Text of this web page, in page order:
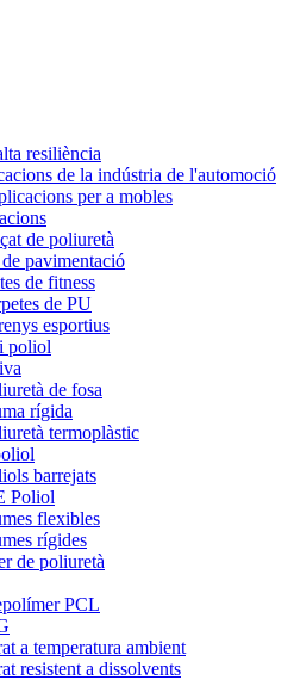
resiliència
de la indústria de l'automoció
per a mobles
de poliuretà
pavimentació
de fitness
de PU
esportius
poliol
de fosa
rígida
termoplàstic
barrejats
Poliol
flexibles
rígides
de poliuretà
PCL
a temperatura ambient
resistent a dissolvents